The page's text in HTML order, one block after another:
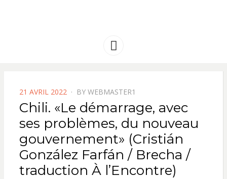
AMERIQUE
Menu
POSTED
ON
21 AVRIL 2022 BY WEBMASTER1
Chili. «Le démarrage, avec
ses problèmes, du nouveau
gouvernement» (Cristián
González Farfán / Brecha /
traduction À l’Encontre)